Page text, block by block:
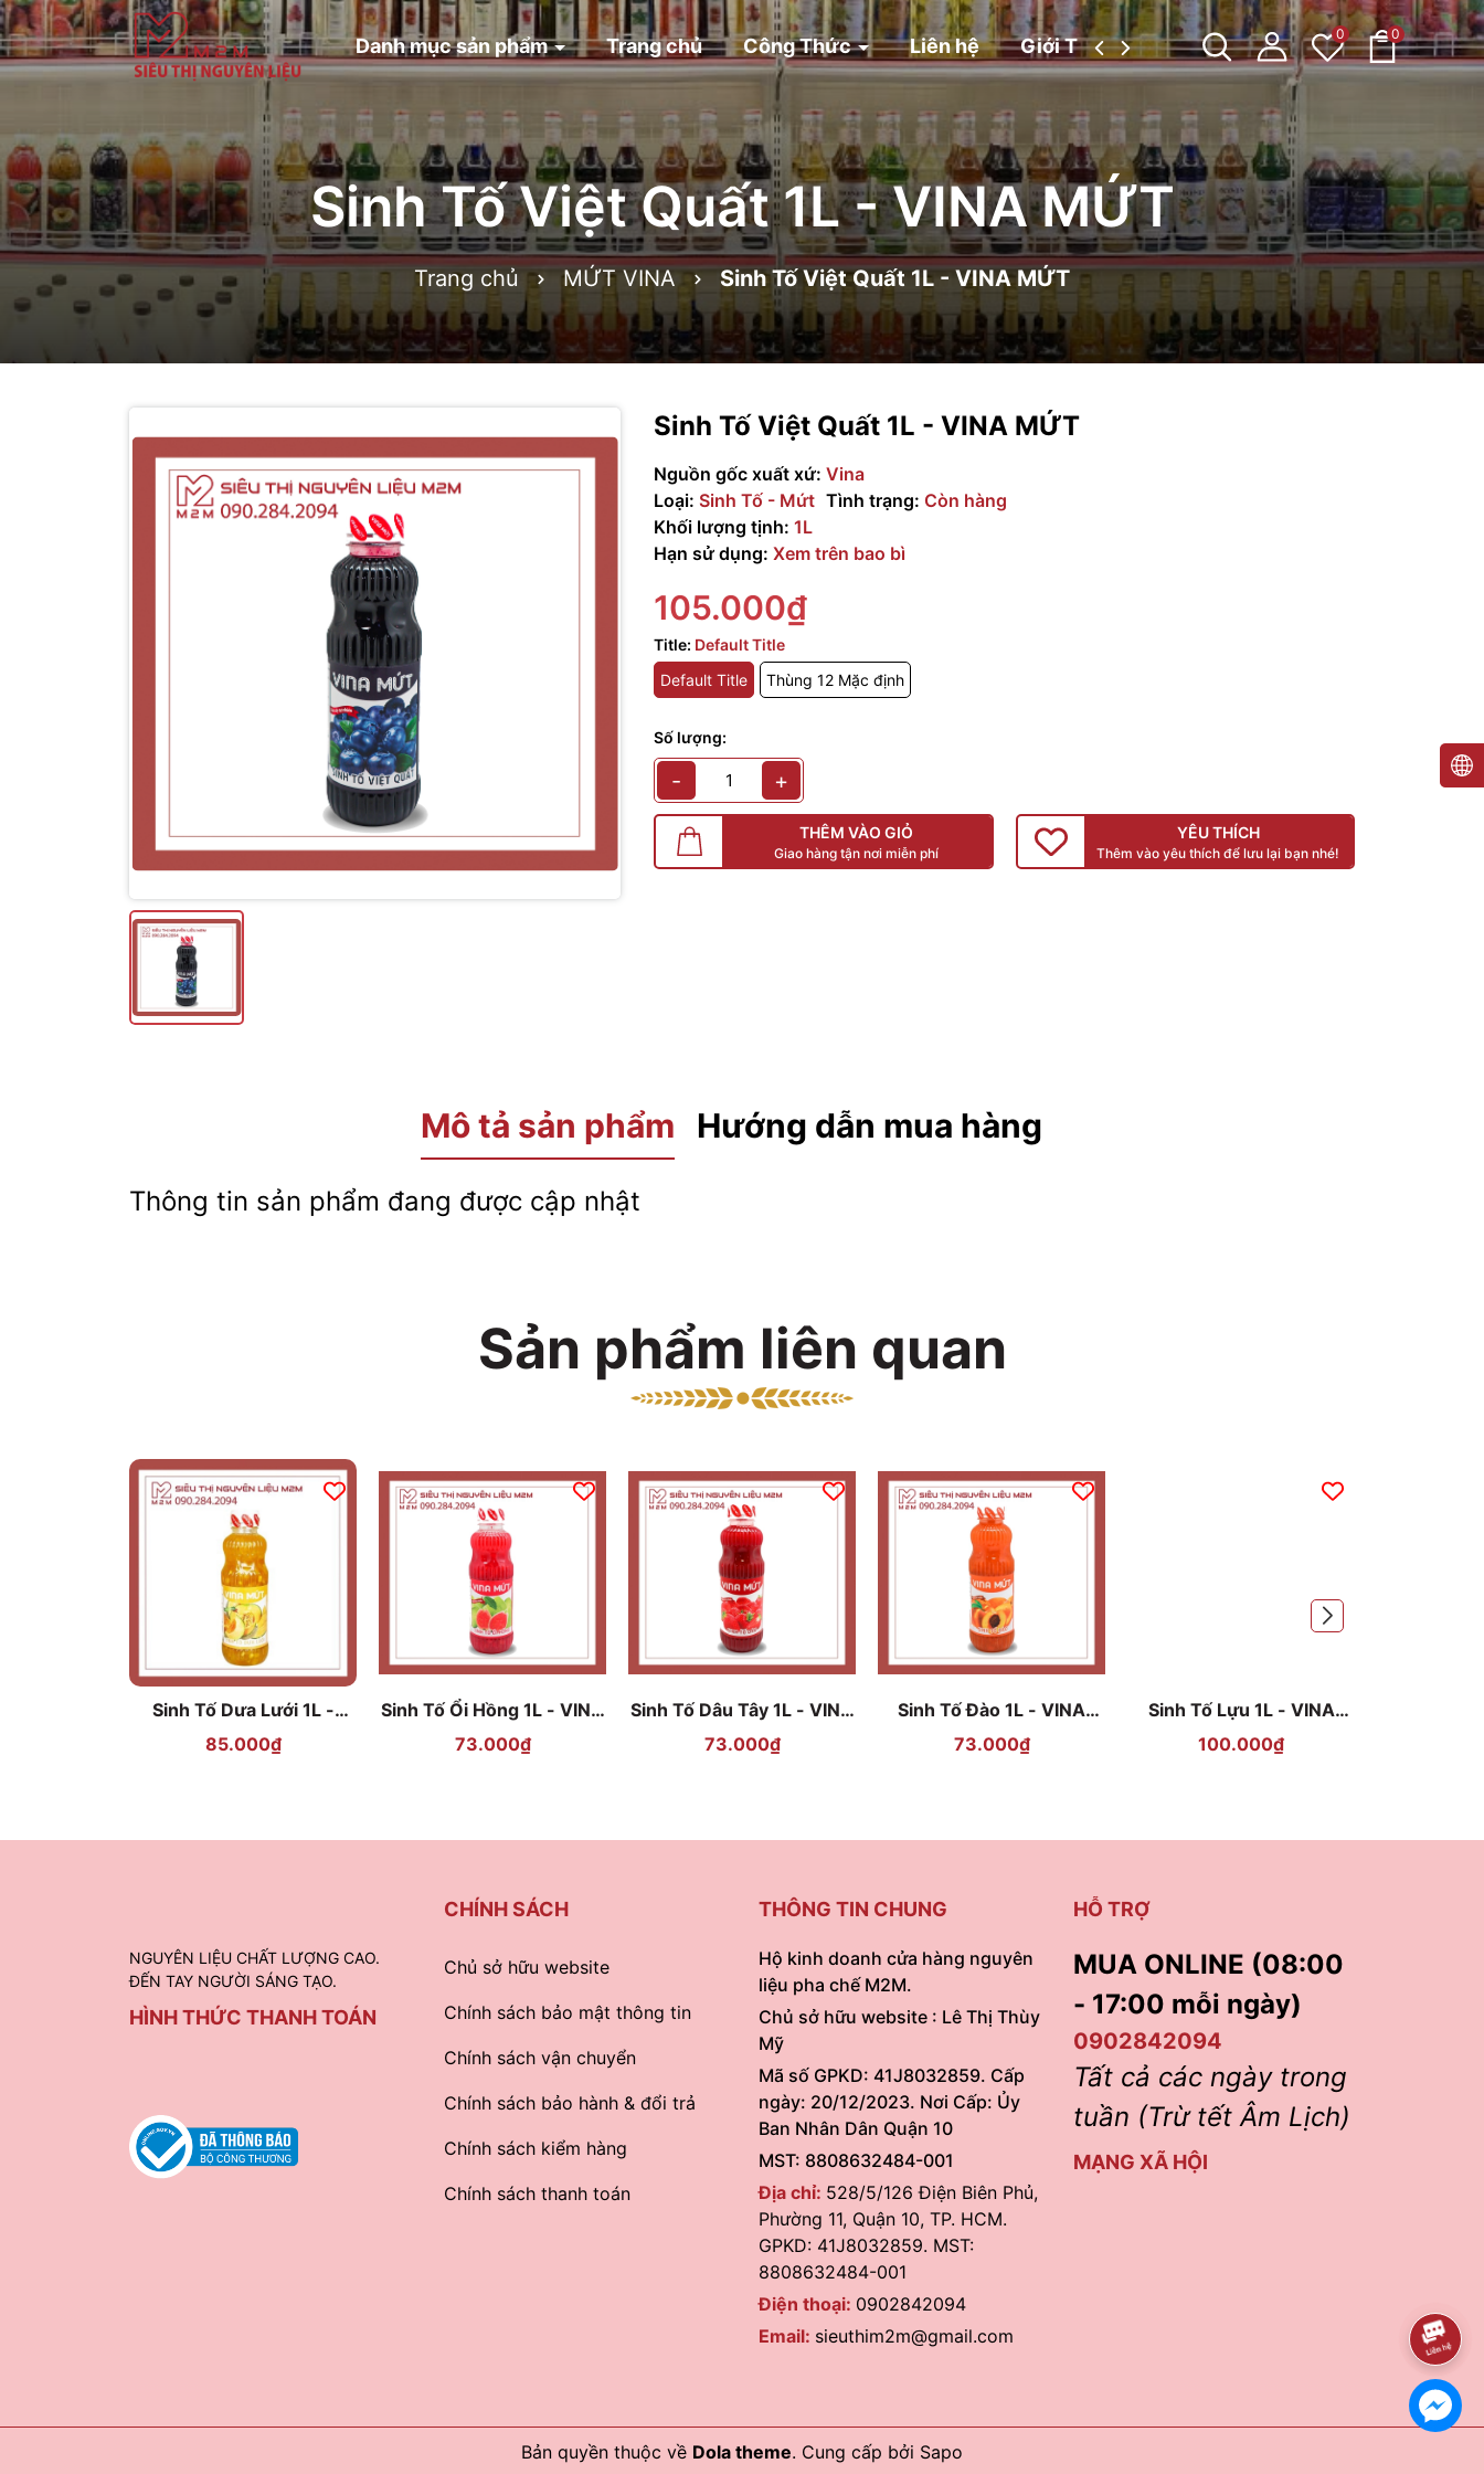
Danh mục sản phẩm Trang chủ Công Thức Liên hệ Giới Thiệu Tin tức 0 0
Sinh Tố Việt Quất 1L - VINA MỨT
Trang chủ MỨT VINA Sinh Tố Việt Quất 1L - VINA MỨT
Sinh Tố Việt Quất 1L - VINA MỨT
Nguồn gốc xuất xứ: Vina
Loại: Sinh Tố - Mứt Tình trạng: Còn hàng
Khối lượng tịnh: 1L
Hạn sử dụng: Xem trên bao bì
105.000₫
Title: Default Title
Default Title
Thùng 12 Mặc định
Số lượng:
- +
THÊM VÀO GIỎ
Giao hàng tận nơi miễn phí
YÊU THÍCH
Thêm vào yêu thích để lưu lại bạn nhé!
Mô tả sản phẩm Hướng dẫn mua hàng
Thông tin sản phẩm đang được cập nhật
Sản phẩm liên quan
Sinh Tố Dưa Lưới 1L -
VINA MỨT
85.000₫
Sinh Tố Ổi Hồng 1L - VINA
MỨT
73.000₫
Sinh Tố Dâu Tây 1L - VINA
MỨT
73.000₫
Sinh Tố Đào 1L - VINA
MỨT
73.000₫
Sinh Tố Lựu 1L - VINA
MỨT
100.000₫
NGUYÊN LIỆU CHẤT LƯỢNG CAO.
ĐẾN TAY NGƯỜI SÁNG TẠO.
HÌNH THỨC THANH TOÁN
CHÍNH SÁCH
Chủ sở hữu website
Chính sách bảo mật thông tin
Chính sách vận chuyển
Chính sách bảo hành & đổi trả
Chính sách kiểm hàng
Chính sách thanh toán
THÔNG TIN CHUNG
Hộ kinh doanh cửa hàng nguyên
liệu pha chế M2M.
Chủ sở hữu website : Lê Thị Thùy
Mỹ
Mã số GPKD: 41J8032859. Cấp
ngày: 20/12/2023. Nơi Cấp: Ủy
Ban Nhân Dân Quận 10
MST: 8808632484-001
Địa chỉ: 528/5/126 Điện Biên Phủ,
Phường 11, Quận 10, TP. HCM.
GPKD: 41J8032859. MST:
8808632484-001
Điện thoại: 0902842094
Email: sieuthim2m@gmail.com
HỖ TRỢ
MUA ONLINE (08:00
- 17:00 mỗi ngày)
0902842094
Tất cả các ngày trong
tuần (Trừ tết Âm Lịch)
MẠNG XÃ HỘI
Bản quyền thuộc về Dola theme. Cung cấp bởi Sapo